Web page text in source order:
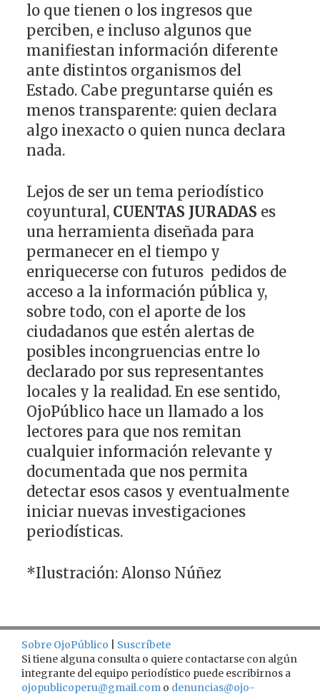
lo que tienen o los ingresos que
perciben, e incluso algunos que
manifiestan información diferente
ante distintos organismos del
Estado. Cabe preguntarse quién es
menos transparente: quien declara
algo inexacto o quien nunca declara
nada.
Lejos de ser un tema periodístico
coyuntural, CUENTAS JURADAS es
una herramienta diseñada para
permanecer en el tiempo y
enriquecerse con futuros pedidos de
acceso a la información pública y,
sobre todo, con el aporte de los
ciudadanos que estén alertas de
posibles incongruencias entre lo
declarado por sus representantes
locales y la realidad. En ese sentido,
OjoPúblico hace un llamado a los
lectores para que nos remitan
cualquier información relevante y
documentada que nos permita
detectar esos casos y eventualmente
iniciar nuevas investigaciones
periodísticas.
*Ilustración: Alonso Núñez
Sobre OjoPúblico
Suscríbete
Si tiene alguna consulta o quiere contactarse con algún
integrante del equipo periodístico puede escribirnos a
ojopublicoperu@gmail.com o denuncias@ojo-